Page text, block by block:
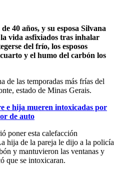
40 años, y su esposa Silvana
vida asfixiados tras inhalar
del frío, los esposos
y el humo del carbón los
de las temporadas más frías del
estado de Minas Gerais.
e hija mueren intoxicadas por
de auto
poner esta calefacción
hija de la pareja le dijo a la policía
y mantuvieron las ventanas y
que se intoxicaran.